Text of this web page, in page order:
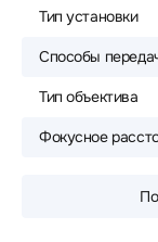
Тип установки
Способы
Тип объектива
Фокусное